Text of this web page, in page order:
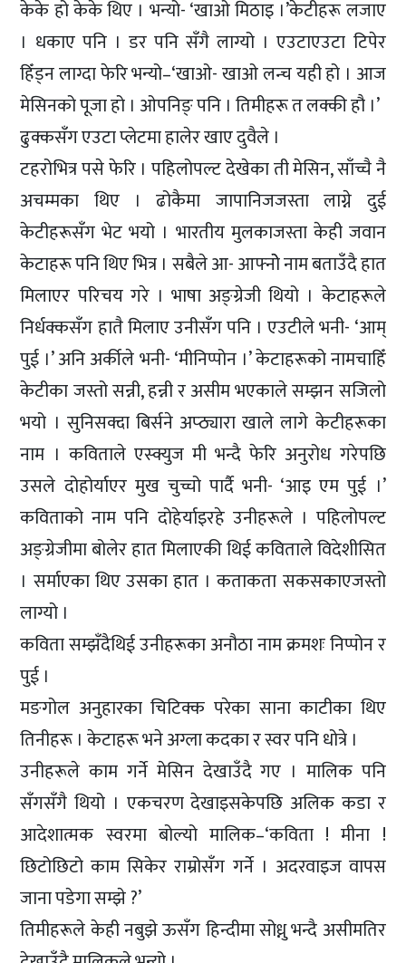
केके हो केके थिए । भन्यो- ‘खाओ मिठाइ ।’केटीहरू लजाए
। धकाए पनि । डर पनि सँगै लाग्यो । एउटाएउटा टिपेर
हिँड्न लाग्दा फेरि भन्यो–‘खाओ- खाओ लन्च यही हो । आज
मेसिनको पूजा हो । ओपनिङ् पनि । तिमीहरू त लक्की हौ ।’
ढुक्कसँग एउटा प्लेटमा हालेर खाए दुवैले ।
टहरोभित्र पसे फेरि । पहिलोपल्ट देखेका ती मेसिन, साँच्चै नै
अचम्मका थिए । ढोकैमा जापानिजजस्ता लाग्ने दुई
केटीहरूसँग भेट भयो । भारतीय मुलकाजस्ता केही जवान
केटाहरू पनि थिए भित्र । सबैले आ- आफ्नोे नाम बताउँदै हात
मिलाएर परिचय गरे । भाषा अङ्ग्रेजी थियो । केटाहरूले
निर्धक्कसँग हातै मिलाए उनीसँग पनि । एउटीले भनी- ‘आम्
पुई ।’ अनि अर्कीले भनी- ‘मीनिप्पोन ।’ केटाहरूको नामचाहिँ
केटीका जस्तो सन्नी, हन्नी र असीम भएकाले सम्झन सजिलो
भयो । सुनिसक्दा बिर्सने अप्ठ्यारा खाले लागे केटीहरूका
नाम । कविताले एस्क्युज मी भन्दै फेरि अनुरोध गरेपछि
उसले दोहोर्याएर मुख चुच्चो पार्दै भनी- ‘आइ एम पुई ।’
कविताको नाम पनि दोहेर्याइरहे उनीहरूले । पहिलोपल्ट
अङ्ग्रेजीमा बोलेर हात मिलाएकी थिई कविताले विदेशीसित
। सर्माएका थिए उसका हात । कताकता सकसकाएजस्तो
लाग्यो ।
कविता सम्झँदैथिई उनीहरूका अनौठा नाम क्रमशः निप्पोन र
पुई ।
मङगोल अनुहारका चिटिक्क परेका साना काटीका थिए
तिनीहरू । केटाहरू भने अग्ला कदका र स्वर पनि धोत्रे ।
उनीहरूले काम गर्ने मेसिन देखाउँदै गए । मालिक पनि
सँगसँगै थियो । एकचरण देखाइसकेपछि अलिक कडा र
आदेशात्मक स्वरमा बोल्यो मालिक–‘कविता ! मीना !
छिटोछिटो काम सिकेर राम्रोसँग गर्ने । अदरवाइज वापस
जाना पडेगा सम्झे ?’
तिमीहरूले केही नबुझे ऊसँग हिन्दीमा सोध्नु भन्दै असीमतिर